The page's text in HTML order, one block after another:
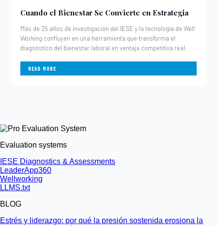
Cuando el Bienestar Se Convierte en Estrategia
Más de 25 años de investigación del IESE y la tecnología de Well
Working confluyen en una herramienta que transforma el
diagnóstico del bienestar laboral en ventaja competitiva real.
READ MORE
Evaluation systems
IESE Diagnostics & Assessments
LeaderApp360
Wellworking
LLMS.txt
BLOG
Estrés y liderazgo: por qué la presión sostenida erosiona la